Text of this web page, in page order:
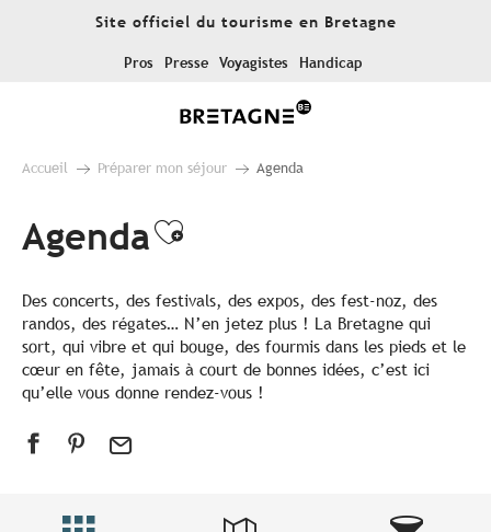
Site officiel du tourisme en Bretagne
Pros Presse Voyagistes Handicap
Accueil Préparer mon séjour Agenda
AgendaAjouter aux favoris
Des concerts, des festivals, des expos, des fest-noz, des
randos, des régates… N’en jetez plus ! La Bretagne qui
sort, qui vibre et qui bouge, des fourmis dans les pieds et le
cœur en fête, jamais à court de bonnes idées, c’est ici
qu’elle vous donne rendez-vous !